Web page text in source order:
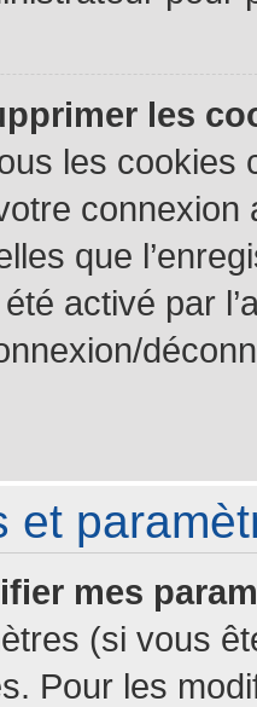
les
les cookies
que
activé par
et
mes
(si vous
Pour les